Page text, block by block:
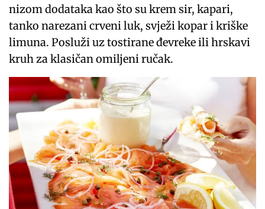
nizom dodataka kao što su krem sir, kapari,
tanko narezani crveni luk, svježi kopar i kriške
limuna. Posluži uz tostirane đevreke ili hrskavi
kruh za klasičan omiljeni ručak.